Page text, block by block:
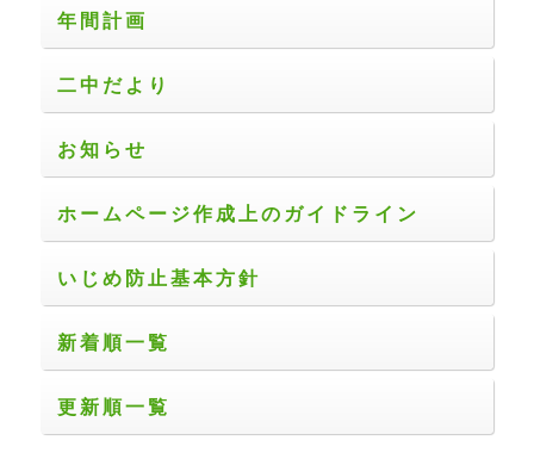
ー
ジ
送
り
年間計画
二中だより
お知らせ
ホームページ作成上のガイドライン
いじめ防止基本方針
新着順一覧
更新順一覧